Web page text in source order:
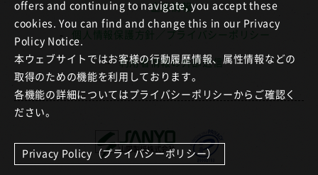
企業情報
個人情報保護方針／プライバシーポリシー
利用者情報の外部送信
offers and continuing to navigate, you accept these
cookies. You can find and change this in our Privacy
Policy Notice.
本ウェブサイトではお客様の行動履歴情報、属性情報などの
取得のための機能を利用しております。
各機能の詳細についてはプライバシーポリシーからご確認く
ださい。
Privacy Policy（プライバシーポリシー）